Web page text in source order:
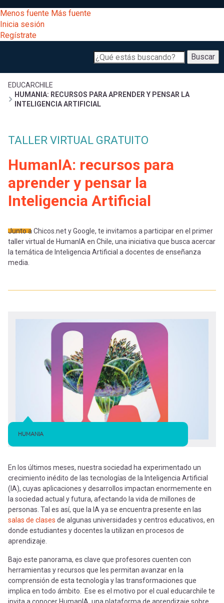
al
contenido
principal
[Educarchile
Escritorio]
Menú
entrar
a
mi
cuenta
Menos fuente Más fuente
Inicia sesión
Regístrate
Buscar
Buscar
Menú
principal
Desarrollo
Expand
Gestión
curricular
Expand
Exploración
Expand
[Educarchile
Mobile]
Menú
entrar
cuenta
Inicia
sesión
Sobrescribir
de
ayuda
a
la
EDUCARCHILE
HUMANIA: RECURSOS PARA APRENDER Y PENSAR LA
INTELIGENCIA ARTIFICIAL
TALLER VIRTUAL GRATUITO
HumanIA: recursos para
aprender y pensar la
Inteligencia Artificial
Junto a Chicos.net y Google, te invitamos a participar en el primer
taller virtual de HumanIA en Chile, una iniciativa que busca acercar
la temática de Inteligencia Artificial a docentes de enseñanza
media.
HUMANIA
En los últimos meses, nuestra sociedad ha experimentado un
crecimiento inédito de las tecnologías de la Inteligencia Artificial
(IA), cuyas aplicaciones y desarrollos impactan enormemente en
la sociedad actual y futura, afectando la vida de millones de
personas. Tal es así, que la IA ya se encuentra presente en las
salas de clases de algunas universidades y centros educativos, en
donde estudiantes y docentes la utilizan en procesos de
aprendizaje.
Bajo este panorama, es clave que profesores cuenten con
herramientas y recursos que les permitan avanzar en la
comprensión de esta tecnología y las transformaciones que
implica en todo ámbito. Ese es el motivo por el cual educarchile te
Inicia sesión.